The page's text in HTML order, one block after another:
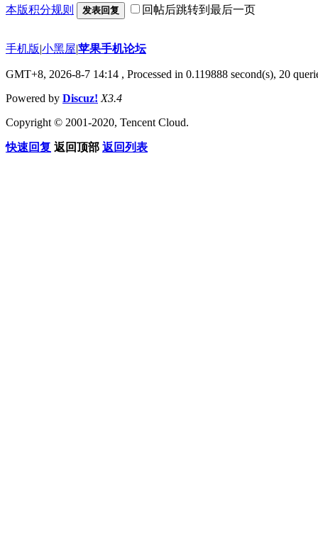
本版积分规则 发表回复 回帖后跳转到最后一页
手机版|小黑屋|苹果手机论坛
GMT+8, 2026-8-7 14:14 , Processed in 0.119888 second(s), 20
Powered by Discuz! X3.4
Copyright © 2001-2020, Tencent Cloud.
快速回复 返回顶部 返回列表